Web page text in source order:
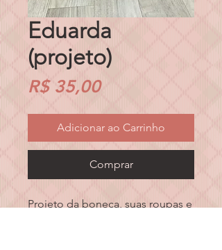
Eduarda
(projeto)
R$ 35,00Preço
Adicionar ao Carrinho
Comprar
Projeto da boneca, suas roupas e